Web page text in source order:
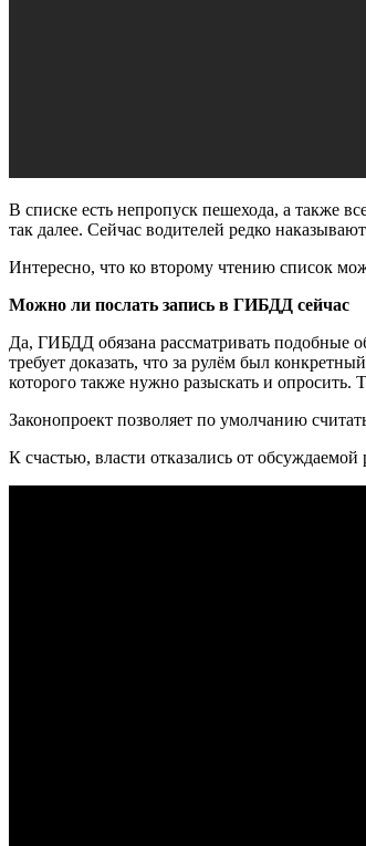
В списке есть непропуск пешехода, а также
так далее. Сейчас водителей редко
Интересно, что ко второму чтению список
Можно ли послать запись в ГИБДД сейчас
Да, ГИБДД обязана рассматривать подобные
требует доказать, что за рулём был
которого также нужно разыскать и
Законопроект позволяет по умолчанию
К счастью, власти отказались от обсуждаемой